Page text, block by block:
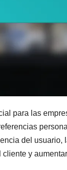
para las
del usuario,
y